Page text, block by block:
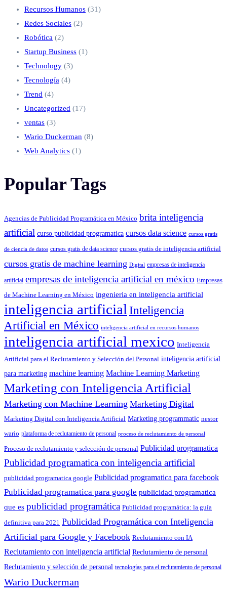
Recursos Humanos (31)
Redes Sociales (2)
Robótica (2)
Startup Business (1)
Technology (3)
Tecnología (4)
Trend (4)
Uncategorized (17)
ventas (3)
Wario Duckerman (8)
Web Analytics (1)
Popular Tags
Agencias de Publicidad Programática en México brita inteligencia
artificial curso publicidad programatica cursos data science cursos gratis
de ciencia de datos cursos gratis de data science cursos gratis de inteligencia artificial
cursos gratis de machine learning Digital empresas de inteligencia
artificial empresas de inteligencia artificial en méxico Empresas
de Machine Learning en México ingenieria en inteligencia artificial
inteligencia artificial Inteligencia
Artificial en México inteligencia artificial en recursos humanos
inteligencia artificial mexico Inteligencia
Artificial para el Reclutamiento y Selección del Personal inteligencia artificial
para marketing machine learning Machine Learning Marketing
Marketing con Inteligencia Artificial
Marketing con Machine Learning Marketing Digital
Marketing Digital con Inteligencia Artificial Marketing programmatic nestor
wario plataforma de reclutamiento de personal proceso de reclutamiento de personal
Proceso de reclutamiento y selección de personal Publicidad programatica
Publicidad programatica con inteligencia artificial
publicidad programatica google Publicidad programatica para facebook
Publicidad programatica para google publicidad programatica
que es publicidad programática Publicidad programática: la guía
definitiva para 2021 Publicidad Programática con Inteligencia
Artificial para Google y Facebook Reclutamiento con IA
Reclutamiento con inteligencia artificial Reclutamiento de personal
Reclutamiento y selección de personal tecnologías para el reclutamiento de personal
Wario Duckerman